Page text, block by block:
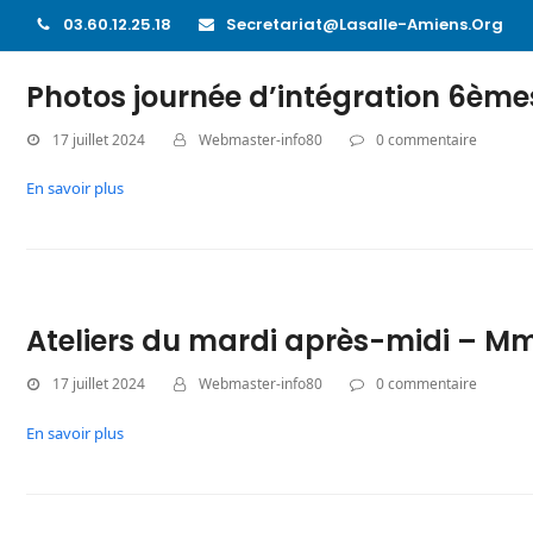
03.60.12.25.18 Secretariat@lasalle-Amiens.org
Photos journée d’intégration
17 juillet 2024 Webmaster-info80 0 commentaire
En savoir plus
Ateliers du mardi après-midi –
17 juillet 2024 Webmaster-info80 0 commentaire
En savoir plus